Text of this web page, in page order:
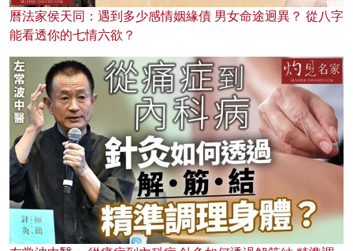
曆法家侯天同：遇到多少感情姻緣債 男女命途迥異？ 從八字
能看透你的七情六欲？